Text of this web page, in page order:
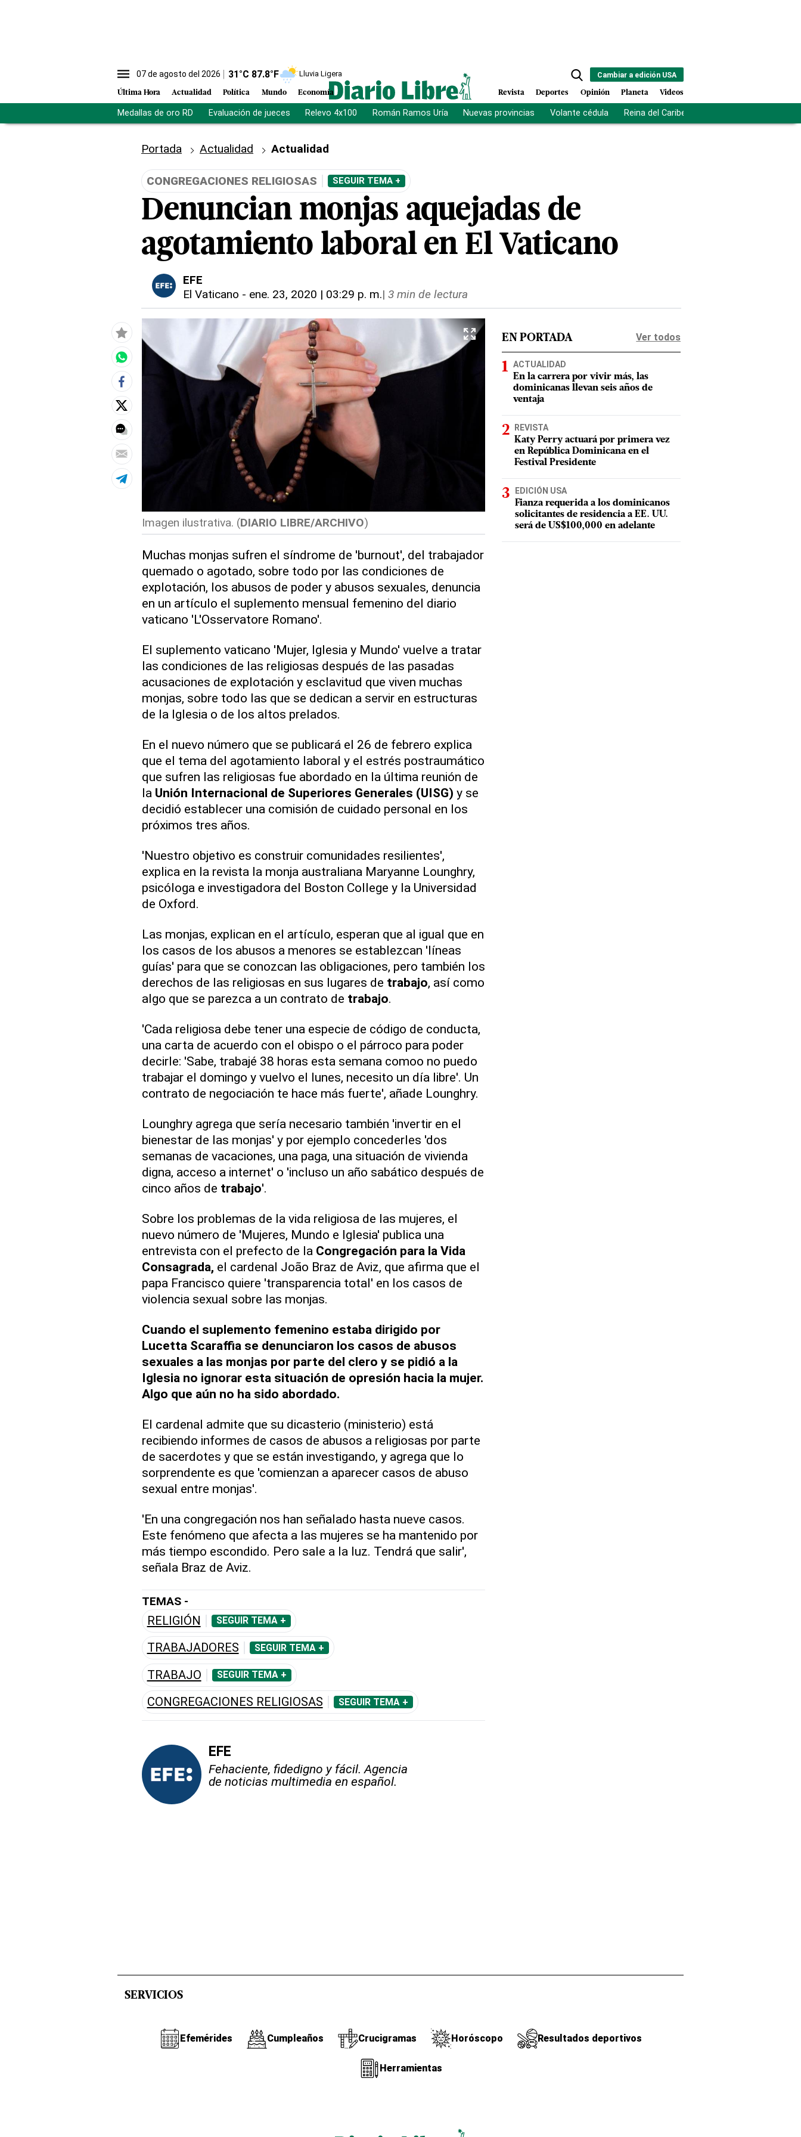
07 de agosto del 2026 31°C 87.8°F Lluvia Ligera
Última Hora Actualidad Política Mundo Economía
Cambiar a edición USA
Revista Deportes Opinión Planeta Videos
Medallas de oro RD Evaluación de jueces Relevo 4x100 Román Ramos Uría Nuevas provincias Volante cédula Reina del Caribe
Portada Actualidad Actualidad
CONGREGACIONES RELIGIOSAS SEGUIR TEMA +
Denuncian monjas aquejadas de
agotamiento laboral en El Vaticano
EFE
El Vaticano - ene. 23, 2020 | 03:29 p. m.| 3 min de lectura
Imagen ilustrativa. (DIARIO LIBRE/ARCHIVO)
Muchas monjas sufren el síndrome de 'burnout', del trabajador
quemado o agotado, sobre todo por las condiciones de
explotación, los abusos de poder y abusos sexuales, denuncia
en un artículo el suplemento mensual femenino del diario
vaticano 'L'Osservatore Romano'.
El suplemento vaticano 'Mujer, Iglesia y Mundo' vuelve a tratar
las condiciones de las religiosas después de las pasadas
acusaciones de explotación y esclavitud que viven muchas
monjas, sobre todo las que se dedican a servir en estructuras
de la Iglesia o de los altos prelados.
En el nuevo número que se publicará el 26 de febrero explica
que el tema del agotamiento laboral y el estrés postraumático
que sufren las religiosas fue abordado en la última reunión de
la Unión Internacional de Superiores Generales (UISG) y se
decidió establecer una comisión de cuidado personal en los
próximos tres años.
'Nuestro objetivo es construir comunidades resilientes',
explica en la revista la monja australiana Maryanne Lounghry,
psicóloga e investigadora del Boston College y la Universidad
de Oxford.
Las monjas, explican en el artículo, esperan que al igual que en
los casos de los abusos a menores se establezcan 'líneas
guías' para que se conozcan las obligaciones, pero también los
derechos de las religiosas en sus lugares de trabajo, así como
algo que se parezca a un contrato de trabajo.
'Cada religiosa debe tener una especie de código de conducta,
una carta de acuerdo con el obispo o el párroco para poder
decirle: 'Sabe, trabajé 38 horas esta semana comoo no puedo
trabajar el domingo y vuelvo el lunes, necesito un día libre'. Un
contrato de negociación te hace más fuerte', añade Lounghry.
Lounghry agrega que sería necesario también 'invertir en el
bienestar de las monjas' y por ejemplo concederles 'dos
semanas de vacaciones, una paga, una situación de vivienda
digna, acceso a internet' o 'incluso un año sabático después de
cinco años de trabajo'.
Sobre los problemas de la vida religiosa de las mujeres, el
nuevo número de 'Mujeres, Mundo e Iglesia' publica una
entrevista con el prefecto de la Congregación para la Vida
Consagrada, el cardenal João Braz de Aviz, que afirma que el
papa Francisco quiere 'transparencia total' en los casos de
violencia sexual sobre las monjas.
Cuando el suplemento femenino estaba dirigido por
Lucetta Scaraffia se denunciaron los casos de abusos
sexuales a las monjas por parte del clero y se pidió a la
Iglesia no ignorar esta situación de opresión hacia la mujer.
Algo que aún no ha sido abordado.
El cardenal admite que su dicasterio (ministerio) está
recibiendo informes de casos de abusos a religiosas por parte
de sacerdotes y que se están investigando, y agrega que lo
sorprendente es que 'comienzan a aparecer casos de abuso
sexual entre monjas'.
'En una congregación nos han señalado hasta nueve casos.
Este fenómeno que afecta a las mujeres se ha mantenido por
más tiempo escondido. Pero sale a la luz. Tendrá que salir',
señala Braz de Aviz.
TEMAS -
RELIGIÓN SEGUIR TEMA +
TRABAJADORES SEGUIR TEMA +
TRABAJO SEGUIR TEMA +
CONGREGACIONES RELIGIOSAS SEGUIR TEMA +
EFE
Fehaciente, fidedigno y fácil. Agencia
de noticias multimedia en español.
EN PORTADA Ver todos
ACTUALIDAD
En la carrera por vivir más, las
dominicanas llevan seis años de
ventaja
REVISTA
Katy Perry actuará por primera vez
en República Dominicana en el
Festival Presidente
EDICIÓN USA
Fianza requerida a los dominicanos
solicitantes de residencia a EE. UU.
será de US$100,000 en adelante
SERVICIOS
Efemérides Cumpleaños Crucigramas Horóscopo Resultados deportivos
Herramientas